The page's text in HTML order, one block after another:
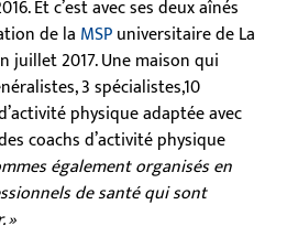
Et c’est avec ses deux aînés
de la MSPuniversitaire de La
juillet 2017. Une maison qui
3 spécialistes,10
physique adaptée avec
coachs d’activité physique
également organisés en
de santé qui sont
»